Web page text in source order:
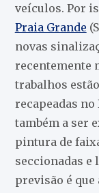
veículos. Por
Praia Grande
novas
recentemente
trabalhos
recapeadas
também a ser
pintura de
seccionadas e
previsão é